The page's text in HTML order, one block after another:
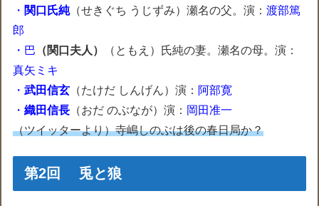
・ 関口氏純（せきぐち うじずみ）瀬名の父。演：渡部篤
郎
・巴 （関口夫人）
（ともえ）氏純の妻。瀬名の母。演：
真矢ミキ
・武田信玄 （たけだ しんげん）演： 阿部寛
・織田信長 （おだ のぶなが）演： 岡田准一
（ツイッターより）寺嶋しのぶは後の春日局か？
第2回 兎と狼